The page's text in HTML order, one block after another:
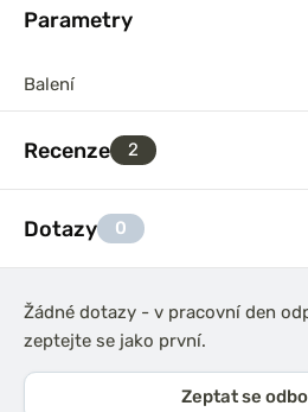
Parametry
Balení
Recenze 2
Dotazy 0
Žádné dotazy - v pracovní den
zeptejte se jako první.
Zeptat se